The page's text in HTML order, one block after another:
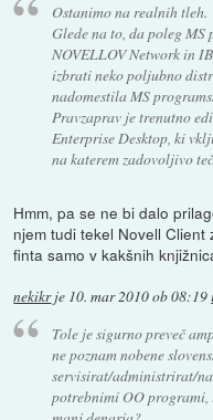
Ostanimo na realnih tleh.
Glede na to, da poleg
NOVELLOV Network in
izbrati neko poljubno
nadomestila MS
Pravzaprav je trenutno
Enterprise Desktop, ki
na katerem zadovoljivo
Hmm, pa se ne bi dalo
njem tudi tekel Novell
finta samo v kakšnih
nekikrje 10. mar 2010 ob 08:19
Tole je sigurno preveč
ne poznam nobene
servisirat/administrirat/
potrebnimi OO programi,